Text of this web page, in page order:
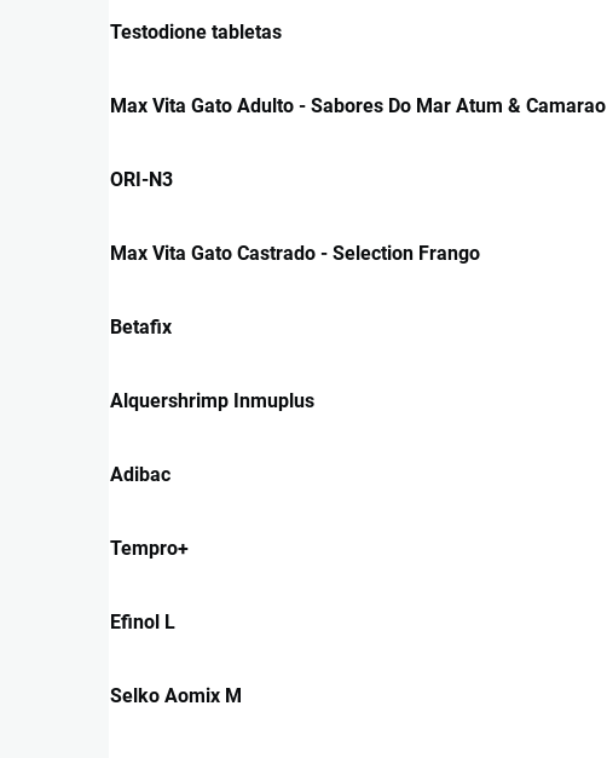
Testodione tabletas
Max Vita Gato Adulto - Sabores Do Mar Atum & Camarao
ORI-N3
Max Vita Gato Castrado - Selection Frango
Betafix
Alquershrimp Inmuplus
Adibac
Tempro+
Efinol L
Selko Aomix M